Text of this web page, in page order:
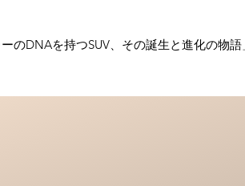
ーのDNAを持つSUV、その誕生と進化の物語